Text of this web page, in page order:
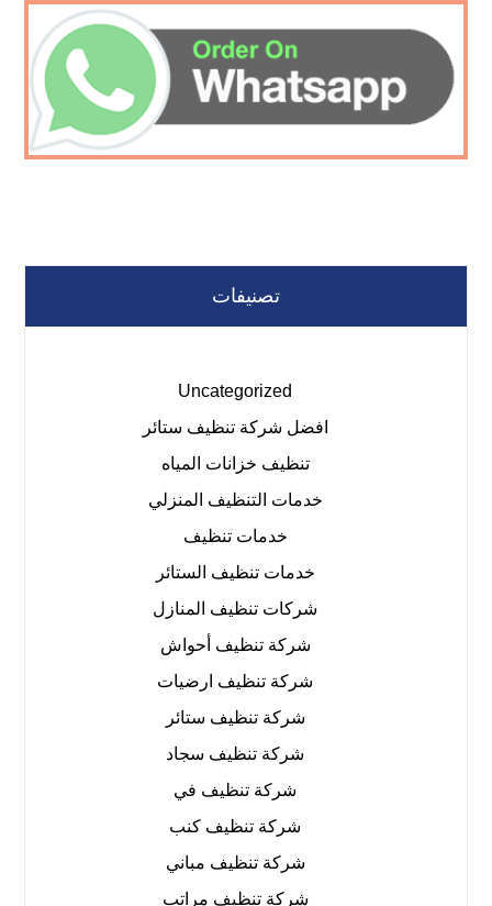
تصنيفات
Uncategorized
افضل شركة تنظيف ستائر
تنظيف خزانات المياه
خدمات التنظيف المنزلي
خدمات تنظيف
خدمات تنظيف الستائر
شركات تنظيف المنازل
شركة تنظيف أحواش
شركة تنظيف ارضيات
شركة تنظيف ستائر
شركة تنظيف سجاد
شركة تنظيف في
شركة تنظيف كنب
شركة تنظيف مباني
شركة تنظيف مراتب